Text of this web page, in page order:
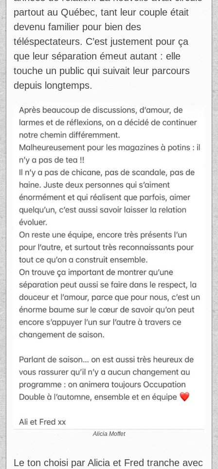
partout au Québec, tant leur couple était
devenu familier pour bien des
téléspectateurs. C’est justement pour ça
que leur séparation émeut autant : elle
touche un public qui suivait leur parcours
depuis longtemps.
Alicia Moffet
Le ton choisi par Alicia et Fred tranche avec